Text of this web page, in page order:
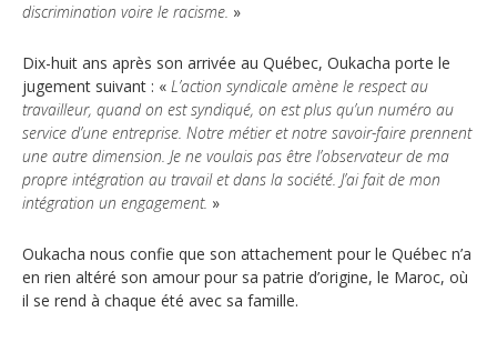
Témoignages
Espace militant
Matériel à télécharger
Nos campagnes
discrimination voire le racisme. »
Dix-huit ans après son arrivée au Québec, Oukacha porte le
jugement suivant : « L’action syndicale amène le respect au
travailleur, quand on est syndiqué, on est plus qu’un numéro au
service d’une entreprise. Notre métier et notre savoir-faire prennent
une autre dimension. Je ne voulais pas être l’observateur de ma
propre intégration au travail et dans la société. J’ai fait de mon
intégration un engagement. »
Oukacha nous confie que son attachement pour le Québec n’a
en rien altéré son amour pour sa patrie d’origine, le Maroc, où
il se rend à chaque été avec sa famille.